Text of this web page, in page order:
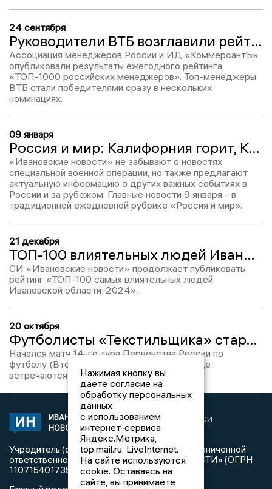
24 сентября
Руководители ВТБ возглавили рейтинг ТОП-1000 менеджеров России
Ассоциация менеджеров России и ИД «КоммерсантЪ»
опубликовали результаты ежегодного рейтинга
«ТОП-1000 российских менеджеров». Топ-менеджеры
ВТБ стали победителями сразу в нескольких
номинациях.
09 января
Россия и мир: Калифорния горит, КСИР обвиняет РФ в сливе Асада, а Трамп хочет закончить СВО за 100 дней
«Ивановские новости» не забывают о новостях
специальной военной операции, но также предлагают
актуальную информацию о других важных событиях в
России и за рубежом. Главные новости 9 января - в
традиционной ежедневной рубрике «Россия и мир».
21 декабря
ТОП-100 влиятельных людей Ивановской области-2024: Кирилл Игнатьев, место №35
СИ «Ивановские новости» продолжает публиковать
рейтинг «ТОП-100 самых влиятельных людей
Ивановской области-2024».
20 октября
Футболисты «Текстильщика» стартуют в матче против костромского «Спартака»
Начался матч 14-го тура Первенства России по
футболу (Вторая лига, дивизион Золото), где
встречаются «Текстильщик» и «Спартак».
ИВАНОВСКИЕ
НОВОСТИ
2020 © NEWSIVANOVO.RU | СИ
«Ивановские новости»
Учредитель (соучредители): Общество с ограниченной
ответственностью «РЕГИОНАЛЬНЫЕ НОВОСТИ» (ОГРН
1107154017354)
Нажимая кнопку вы
даете согласие на
обработку персональных
данных
с использованием
интернет-сервиса
Яндекс.Метрика,
top.mail.ru, LiveInternet.
На сайте используются
cookie. Оставаясь на
сайте, вы принимаете